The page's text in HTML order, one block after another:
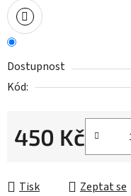
Dostupnost
Kód:
450 Kč
Tisk Zeptat se